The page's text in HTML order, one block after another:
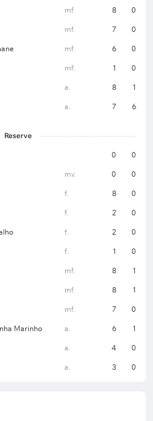
mf. 8 0
mf. 7 0
mf. 6 0
mf. 1 0
a. 8 1
a. 7 6
Reserve
0 0
mv. 0 0
f. 8 0
f. 2 0
f. 2 0
f. 1 0
mf. 8 1
mf. 8 1
mf. 7 0
Marinho a. 6 1
a. 4 0
a. 3 0